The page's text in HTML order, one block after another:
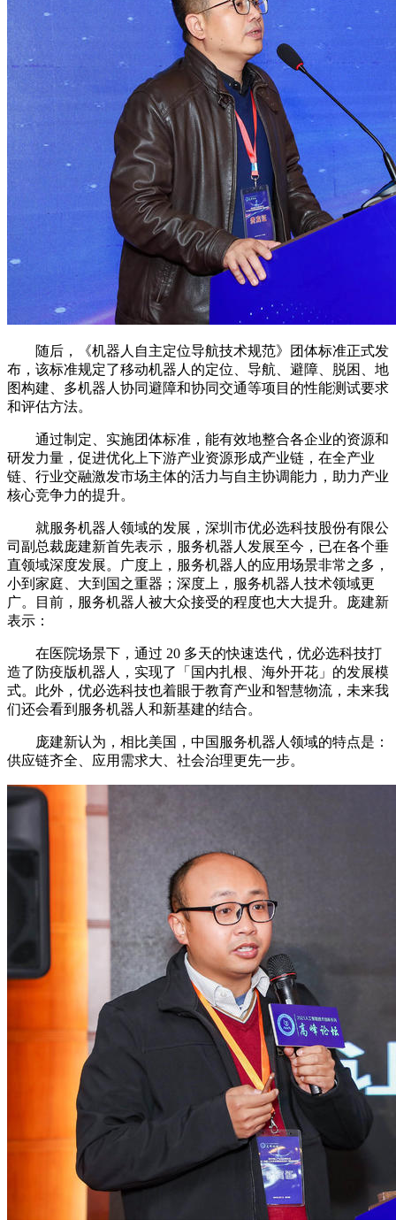
随后，《机器人自主定位导航技术规范》团体标准正式发
布，该标准规定了移动机器人的定位、导航、避障、脱困、地
图构建、多机器人协同避障和协同交通等项目的性能测试要求
和评估方法。
通过制定、实施团体标准，能有效地整合各企业的资源和
研发力量，促进优化上下游产业资源形成产业链，在全产业
链、行业交融激发市场主体的活力与自主协调能力，助力产业
核心竞争力的提升。
就服务机器人领域的发展，深圳市优必选科技股份有限公
司副总裁庞建新首先表示，服务机器人发展至今，已在各个垂
直领域深度发展。广度上，服务机器人的应用场景非常之多，
小到家庭、大到国之重器；深度上，服务机器人技术领域更
广。目前，服务机器人被大众接受的程度也大大提升。庞建新
表示：
在医院场景下，通过 20 多天的快速迭代，优必选科技打
造了防疫版机器人，实现了「国内扎根、海外开花」的发展模
式。此外，优必选科技也着眼于教育产业和智慧物流，未来我
们还会看到服务机器人和新基建的结合。
庞建新认为，相比美国，中国服务机器人领域的特点是：
供应链齐全、应用需求大、社会治理更先一步。